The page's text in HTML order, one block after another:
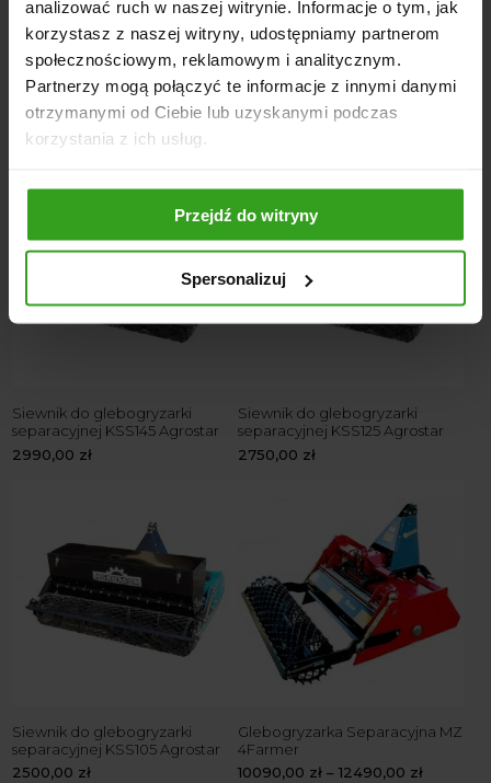
analizować ruch w naszej witrynie. Informacje o tym, jak
korzystasz z naszej witryny, udostępniamy partnerom
społecznościowym, reklamowym i analitycznym.
Partnerzy mogą połączyć te informacje z innymi danymi
otrzymanymi od Ciebie lub uzyskanymi podczas
korzystania z ich usług.
Przejdź do witryny
Spersonalizuj
Glebogryzarka separacyjna SB
z siewnikiem SANKO
10550,00zł–12900,00zł
Siewnik do glebogryzarki
separacyjnej KSS165 Agrostar
Siewnik do glebogryzarki
separacyjnej KSS145 Agrostar
2990,00 zł
Siewnik do glebogryzarki
separacyjnej KSS125 Agrostar
2750,00 zł
Siewnik do glebogryzarki
separacyjnej KSS105 Agrostar
2500,00 zł
Glebogryzarka Separacyjna MZ
4Farmer
10090,00 zł – 12490,00 zł